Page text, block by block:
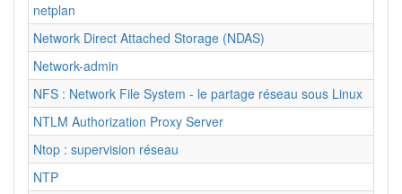
netplan
Network Direct Attached Storage (NDAS)
Network-admin
NFS : Network File System - le partage réseau sous Linux
NTLM Authorization Proxy Server
Ntop : supervision réseau
NTP